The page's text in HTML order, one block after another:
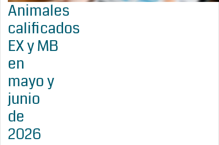
Animales
calificados
EX y MB
en
mayo y
junio
de
2026